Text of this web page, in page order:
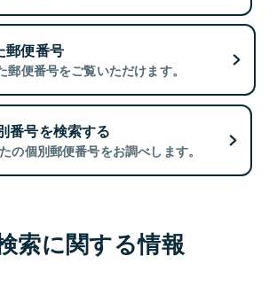
郵便番号
郵便番号をご覧いただけます。
番号を検索する
の個別郵便番号をお調べします。
索に関する情報